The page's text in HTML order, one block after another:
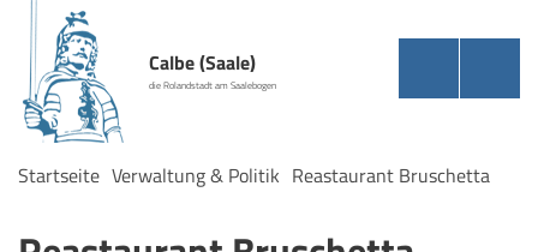
Calbe (Saale)
die Rolandstadt am Saalebogen
Startseite Verwaltung & Politik Reastaurant Bruschetta